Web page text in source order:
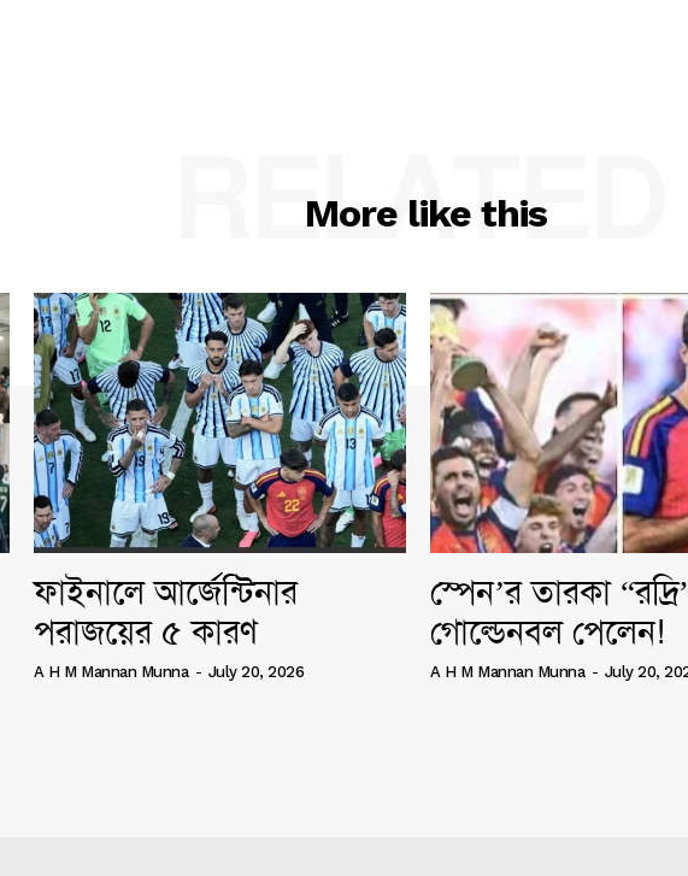
More like this
RELATED
ফাইনালে আর্জেন্টিনার
পরাজয়ের ৫ কারণ
A H M Mannan Munna - July 20, 2026
স্পেন’র তারকা
গোল্ডেনবল পেলেন!
A H M Mannan Munna - July 20,